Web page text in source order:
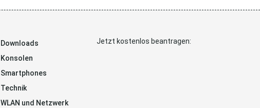
Downloads
Konsolen
Smartphones
Technik
WLAN und Netzwerk
Jetzt kostenlos beantragen: